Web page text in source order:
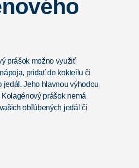
prášok možno využiť
pridať do kokteilu či
Jeho hlavnou výhodou
prášok nemá
obľúbených jedál či